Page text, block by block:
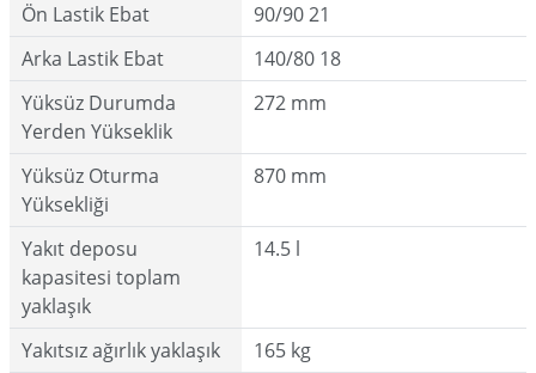
Ön Lastik Ebat
90/90 21
Arka Lastik Ebat
140/80 18
Yüksüz Durumda
Yerden Yükseklik
272 mm
Yüksüz Oturma
Yüksekliği
870 mm
Yakıt deposu
kapasitesi toplam
yaklaşık
14.5 l
Yakıtsız ağırlık yaklaşık
165 kg